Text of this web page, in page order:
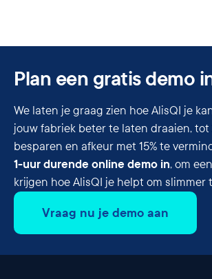
Plan een gratis demo
We laten je graag zien hoe AlisQI je
jouw fabriek beter te laten draaien, tot
besparen en afkeur met 15% te
1-uur durende online demo in, om
krijgen hoe AlisQI je helpt om slimmer
Vraag nu je demo aan